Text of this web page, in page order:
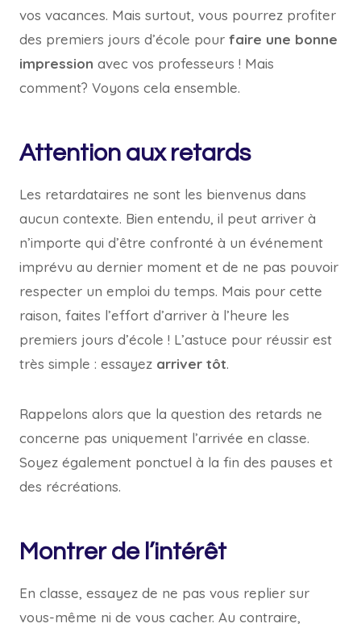
vos vacances. Mais surtout, vous pourrez profiter
des premiers jours d’école pour faire une bonne
impression avec vos professeurs ! Mais
comment? Voyons cela ensemble.
Attention aux retards
Les retardataires ne sont les bienvenus dans
aucun contexte. Bien entendu, il peut arriver à
n’importe qui d’être confronté à un événement
imprévu au dernier moment et de ne pas pouvoir
respecter un emploi du temps. Mais pour cette
raison, faites l’effort d’arriver à l’heure les
premiers jours d’école ! L’astuce pour réussir est
très simple : essayez arriver tôt.
Rappelons alors que la question des retards ne
concerne pas uniquement l’arrivée en classe.
Soyez également ponctuel à la fin des pauses et
des récréations.
Montrer de l’intérêt
En classe, essayez de ne pas vous replier sur
vous-même ni de vous cacher. Au contraire,